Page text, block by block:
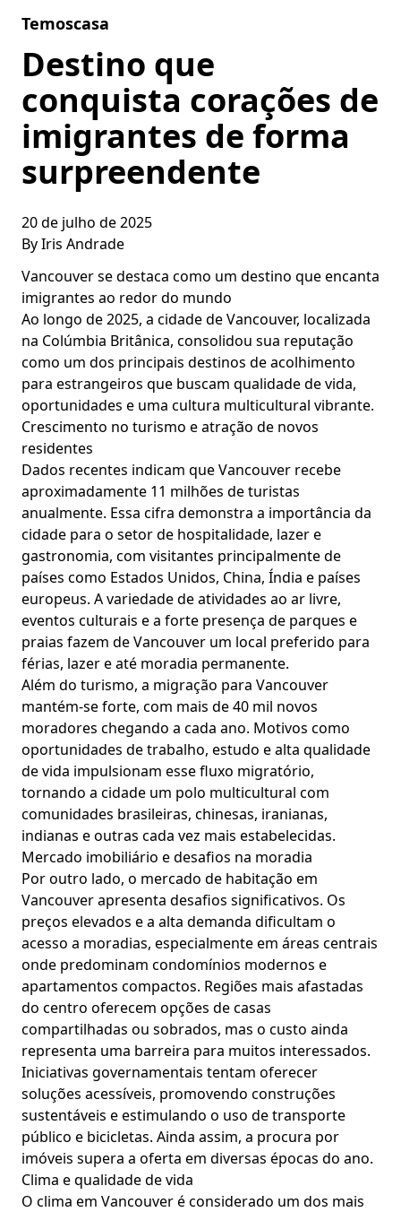
Temoscasa
Destino que
conquista corações de
imigrantes de forma
surpreendente
20 de julho de 2025
ByIris Andrade
Vancouver se destaca como um destino que encanta
imigrantes ao redor do mundo
Ao longo de 2025, a cidade de Vancouver, localizada
na Colúmbia Britânica, consolidou sua reputação
como um dos principais destinos de acolhimento
para estrangeiros que buscam qualidade de vida,
oportunidades e uma cultura multicultural vibrante.
Crescimento no turismo e atração de novos
residentes
Dados recentes indicam que Vancouver recebe
aproximadamente 11 milhões de turistas
anualmente. Essa cifra demonstra a importância da
cidade para o setor de hospitalidade, lazer e
gastronomia, com visitantes principalmente de
países como Estados Unidos, China, Índia e países
europeus. A variedade de atividades ao ar livre,
eventos culturais e a forte presença de parques e
praias fazem de Vancouver um local preferido para
férias, lazer e até moradia permanente.
Além do turismo, a migração para Vancouver
mantém-se forte, com mais de 40 mil novos
moradores chegando a cada ano. Motivos como
oportunidades de trabalho, estudo e alta qualidade
de vida impulsionam esse fluxo migratório,
tornando a cidade um polo multicultural com
comunidades brasileiras, chinesas, iranianas,
indianas e outras cada vez mais estabelecidas.
Mercado imobiliário e desafios na moradia
Por outro lado, o mercado de habitação em
Vancouver apresenta desafios significativos. Os
preços elevados e a alta demanda dificultam o
acesso a moradias, especialmente em áreas centrais
onde predominam condomínios modernos e
apartamentos compactos. Regiões mais afastadas
do centro oferecem opções de casas
compartilhadas ou sobrados, mas o custo ainda
representa uma barreira para muitos interessados.
Iniciativas governamentais tentam oferecer
soluções acessíveis, promovendo construções
sustentáveis e estimulando o uso de transporte
público e bicicletas. Ainda assim, a procura por
imóveis supera a oferta em diversas épocas do ano.
Clima e qualidade de vida
O clima em Vancouver é considerado um dos mais